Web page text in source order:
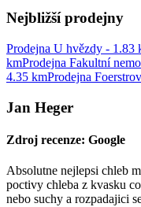
Nejbližší prodejny
Prodejna U hvězdy - 1.83
kmProdejna Fakultní
4.35 kmProdejna
Jan Heger
Zdroj recenze: Google
Absolutne nejlepsi chleb
poctivy chleba z kvasku
nebo suchy a rozpadajici